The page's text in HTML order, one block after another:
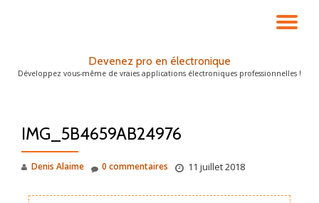
LA
Devenez pro en électronique
Développez vous-même de vraies applications électroniques professionnelles !
IMG_5B4659AB24976
Denis Alaime 11 juillet 2018
0 commentaires